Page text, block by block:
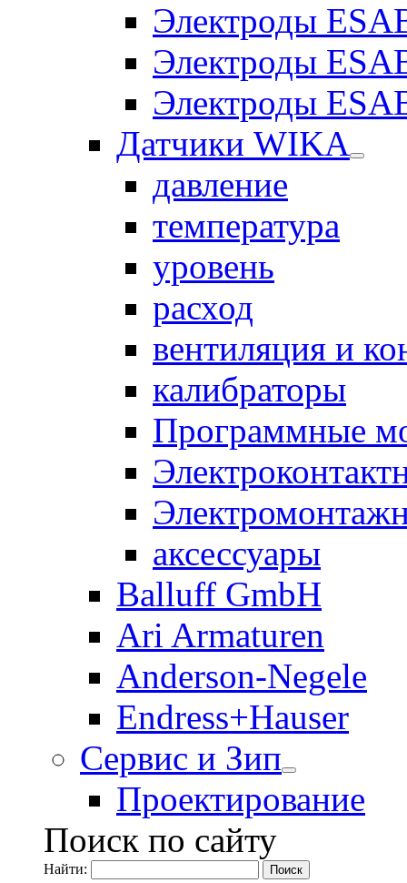
Электроды
Электроды
Электроды
Датчики WIKA
давление
температура
уровень
расход
вентиляция и
калибраторы
Программные
аксессуары
Balluff GmbH
Ari Armaturen
Anderson-Negele
Endress+Hauser
Сервис и Зип
Проектирование
Поиск по сайту
Найти: